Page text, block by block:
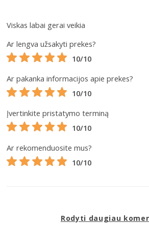
Viskas labai gerai veikia
Ar lengva užsakyti prekes?
10/10
Ar pakanka informacijos apie prekes?
10/10
Įvertinkite pristatymo terminą
10/10
Ar rekomenduosite mus?
10/10
Rodyti daugiau